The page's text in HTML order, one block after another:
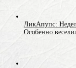
ЛикАпупс:
Особенно